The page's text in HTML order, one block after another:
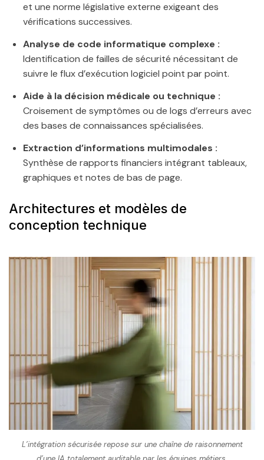
et une norme législative externe exigeant des
vérifications successives.
Analyse de code informatique complexe :
Identification de failles de sécurité nécessitant de
suivre le flux d’exécution logiciel point par point.
Aide à la décision médicale ou technique :
Croisement de symptômes ou de logs d’erreurs avec
des bases de connaissances spécialisées.
Extraction d’informations multimodales :
Synthèse de rapports financiers intégrant tableaux,
graphiques et notes de bas de page.
Architectures et modèles de
conception technique
L’intégration sécurisée repose sur une chaîne de raisonnement